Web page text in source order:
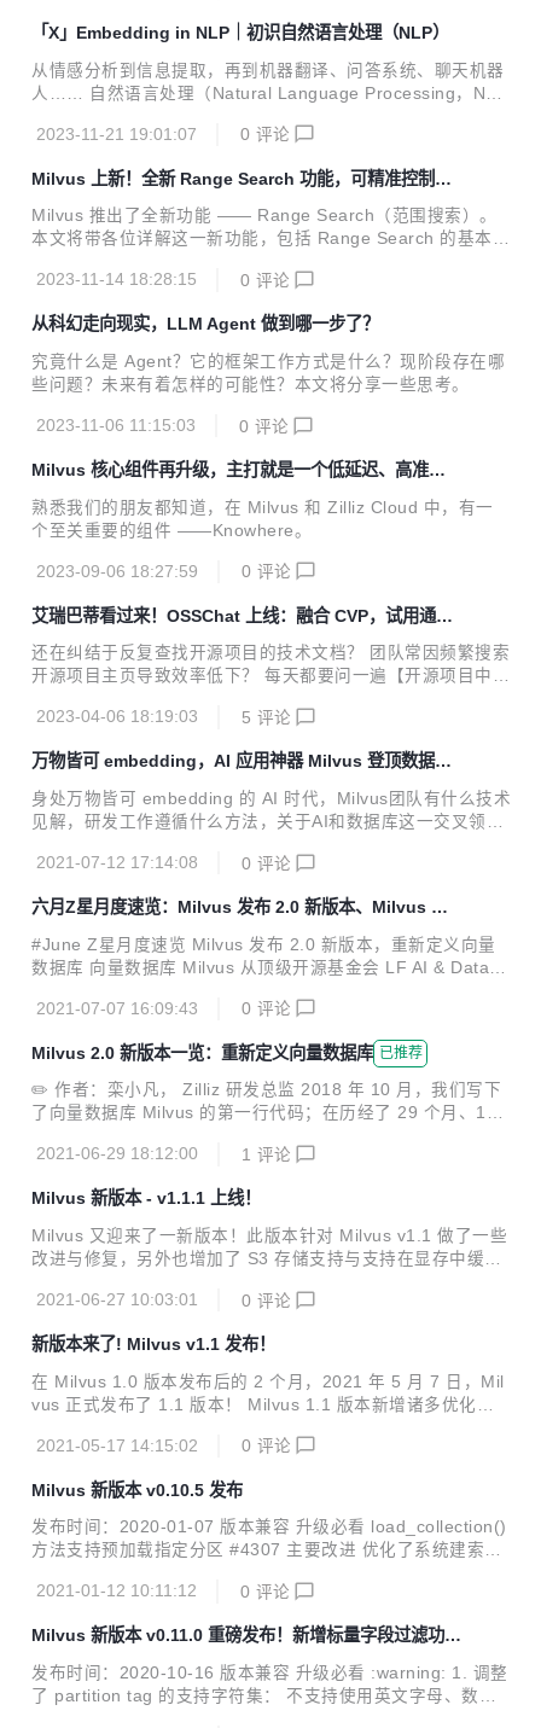
「X」Embedding in NLP｜初识自然语言处理（NLP）
从情感分析到信息提取，再到机器翻译、问答系统、聊天机器
人…… 自然语言处理（Natural Language Processing，NL
了更多的可能性。
2023-11-21 19:01:07 0 评论
Milvus 上新！全新 Range Search 功能，可精准控制搜
索结果
Milvus 推出了全新功能 —— Range Search（范围搜索）。
本文将带各位详解这一新功能，包括 Range Search 的基本介
2023-11-14 18:28:15
0 评论
从科幻走向现实，LLM Agent 做到哪一步了？
究竟什么是 Agent？它的框架工作方式是什么？现阶段存在哪
些问题？未来有着怎样的可能性？本文将分享一些思考。
2023-11-06 11:15:03 0 评论
Milvus 核心组件再升级，主打就是一个低延迟、高准确
度
熟悉我们的朋友都知道，在 Milvus 和 Zilliz Cloud 中，有一
个至关重要的组件 ——Knowhere。
2023-09-06 18:27:59 0 评论
艾瑞巴蒂看过来！OSSChat 上线：融合 CVP，试用通道
已开放
还在纠结于反复查找开源项目的技术文档？ 团队常因频繁搜索
开源项目主页导致效率低下？ 每天都要问一遍【开源项目中那
说：赶紧试试 OSSChat！赶紧试试 OSSChat！赶紧试试 OS
竟是谁？ 介绍一下，这是我们最近做的一个很有意思的开源工
具。它的主要目的是把一个开源社区所有沉淀下来的知识性内
容打造成知识库，并通过 ChatGPT 的能力包装成问答机器
chatbot 的能力，解决主页内容...
2023-04-06 18:19:03 5 评论
万物皆可 embedding，AI 应用神器 Milvus 登顶数据库
顶会 SIGMOD
身处万物皆可 embedding 的 AI 时代，Milvus团队有什么技术
见解，研发工作遵循什么方法，关于AI和数据库这一交叉领域
竟。
2021-07-12 17:14:08 0 评论
六月Z星月度速览：Milvus 发布 2.0 新版本、Milvus 从
顶级开源基金会 LF AI & Data 毕业……
#June Z星月度速览 Milvus 发布 2.0 新版本，重新定义向量
数据库 向量数据库 Milvus 从顶级开源基金会 LF AI & Data
量数据库 丁香园基于 Milvus 的向量召回应用，极大提高开发
部署效率 Milvus 在唯品会搜索推荐的实践，搭建高效电商搜
索推荐系统 Milvus 在 Tokopedia 的应用，让语义搜索更加智
能 Zilliz 创始人星爵出席2021北京智源大会，谈非结构化数据
处理的新CAP理论 Zilliz 数据工程师陈室余参与ECUGx七牛云
线下活动，分享《音视频的相似性检索...
2021-07-07 16:09:43 0 评论
Milvus 2.0 新版本一览：重新定义向量数据库 已推荐
✏️ 作者：栾小凡， Zilliz 研发总监 2018 年 10 月，我们写下
了向量数据库 Milvus 的第一行代码；在历经了 29 个月、19
1 年 3月迎来了 Milvus 1.0 版本。Milvus 解决了对向量数据
需求的出现，更多问题也逐渐浮现出来。本文旨在总结过去三
年的经验，聊聊 Milvus 2.0 期待解决的问题，以及为什么 Mil
vus 2.0 是解决这些问题的良药。 Milvus 1.0 所面临的挑战 1.
2021-06-29 18:12:00 1 评论
Milvus 新版本 - v1.1.1 上线！
Milvus 又迎来了一新版本！此版本针对 Milvus v1.1 做了一些
改进与修复，另外也增加了 S3 存储支持与支持在显存中缓存
下社区贡献者，为此版本添砖加瓦： @shengjun1985 @op-
anYang-cn 发版说明 新增功能 #1434 支持 S3 存储（由紫光
华智实现）。 #5142 支持在显存中缓存索引。 问题修复 #48
97 已删除 entity 在后继查询中仍然能被查到。 #5164 在不存
2021-06-27 10:03:01 0 评论
新版本来了! Milvus v1.1 发布！
在 Milvus 1.0 版本发布后的 2 个月，2021 年 5 月 7 日，Mil
vus 正式发布了 1.1 版本！ Milvus 1.1 版本新增诸多优化改
支持（LTS）版本[1]。 以下是 Milvus 1.1 发版说明，想了解
io/milvus/releases/tag/v1.1.0 。如需做数据迁移的朋友，可
使用 Milvus 数据迁移工具 -- Milvusdm。 特别感谢以下社区
贡献者，为此版本添砖加瓦： @BossZo...
2021-05-17 14:15:02 0 评论
Milvus 新版本 v0.10.5 发布
发布时间：2020-01-07 版本兼容 升级必看 load_collection()
方法支持预加载指定分区 #4307 主要改进 优化了系统建索引
tion() 和 search() 方法会造成 Milvus 死机。#4378 Milvus
分区。#4484 详见 CHANGELOG 了解更多已修复问题！ Mil
vus 向量搜索引擎能够帮助用户轻松应对海量非结构化数据
（图片/视频/语音/文本）检索。单节点 Milvus 可以在秒内完
成十亿...
2021-01-12 10:11:12 0 评论
Milvus 新版本 v0.11.0 重磅发布！新增标量字段过滤功
能，使用更灵活！
发布时间：2020-10-16 版本兼容 升级必看 :warning:️ 1. 调整
了 partition tag 的支持字符集： 不支持使用英文字母、数